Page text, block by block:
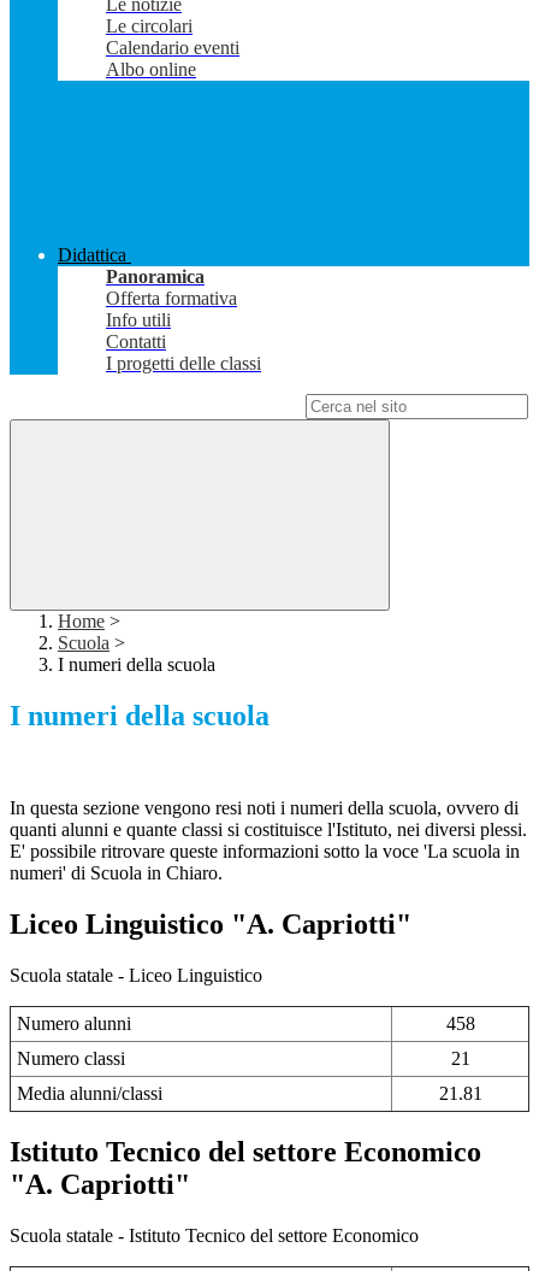
Le notizie
Le circolari
Calendario eventi
Albo online
Didattica
Panoramica
Offerta formativa
Info utili
Contatti
I progetti delle classi
Home >
Scuola >
I numeri della scuola
I numeri della scuola
In questa sezione vengono resi noti i numeri della scuola, ovvero di
quanti alunni e quante classi si costituisce l'Istituto, nei diversi plessi.
E' possibile ritrovare queste informazioni sotto la voce 'La scuola in
numeri' di Scuola in Chiaro.
Liceo Linguistico "A. Capriotti"
Scuola statale - Liceo Linguistico
Numero alunni
458
Numero classi
21
Media alunni/classi
21.81
Istituto Tecnico del settore Economico
"A. Capriotti"
Scuola statale - Istituto Tecnico del settore Economico